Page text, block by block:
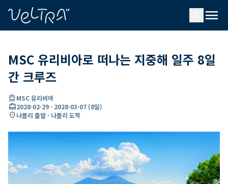
menu
MSC 유리비아로 떠나는 지중해 일주 8일
간 크루즈
directions_boatMSC 유리비아
card_travel2028-02-29- 2028-03-07 (8일)
location_on나폴리 출발 - 나폴리 도착